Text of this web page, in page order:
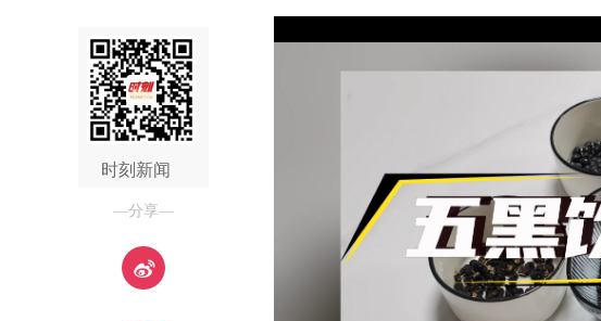
时刻新闻
—分享—